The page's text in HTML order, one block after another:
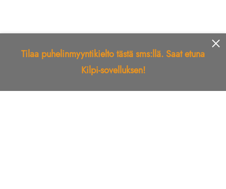
Tilaa puhelinmyyntikielto tästä sms:llä. Saat etuna
Kilpi-sovelluksen!